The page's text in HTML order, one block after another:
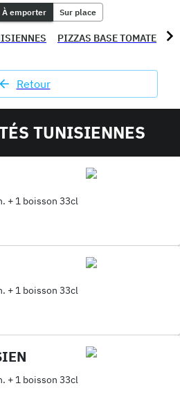
PIZZAS BASE TOMATE
À emporter Sur place
Retour
TUNISIENNES
+ 1 boisson 33cl
+ 1 boisson 33cl
+ 1 boisson 33cl